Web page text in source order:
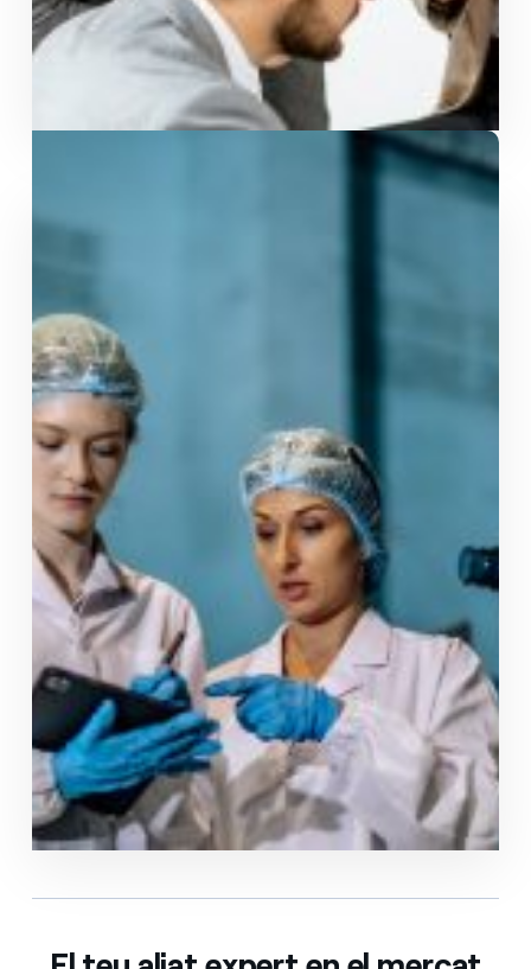
Veure més
Energia flexible i transparent
Indexada Grans Consums
Transparència en el preu de la llum referenciat al
mercat (OMIE i OMIP).
Per a tarifes d'accés 3.0TD i 6.1TD.
Tria entre Indexada Mensual o Indexada Trimestral.
Veure més